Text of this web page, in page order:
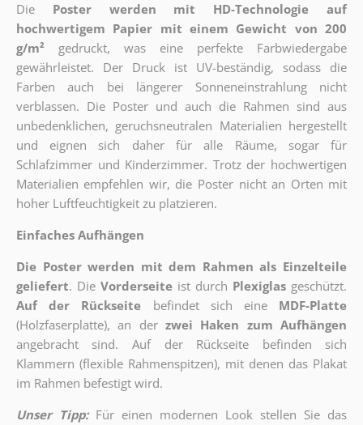
Die
Poster werden mit HD-Technologie auf
hochwertigem Papier mit einem Gewicht von 200
g/m²
gedruckt, was eine perfekte Farbwiedergabe
gewährleistet. Der Druck ist UV-beständig, sodass die
Farben auch bei längerer Sonneneinstrahlung nicht
verblassen. Die Poster und auch die Rahmen sind aus
unbedenklichen, geruchsneutralen Materialien hergestellt
und eignen sich daher für alle Räume, sogar für
Schlafzimmer und Kinderzimmer. Trotz der hochwertigen
Materialien empfehlen wir, die Poster nicht an Orten mit
hoher Luftfeuchtigkeit zu platzieren.
Einfaches Aufhängen
Die Poster werden mit dem Rahmen als Einzelteile
geliefert. Die Vorderseite ist durch Plexiglas geschützt.
Auf der Rückseite
befindet sich eine
MDF-Platte
(Holzfaserplatte), an der zwei Haken zum Aufhängen
angebracht sind.
Auf der Rückseite befinden sich
Klammern (flexible Rahmenspitzen), mit denen das Plakat
im Rahmen befestigt wird.
Unser Tipp: Für einen modernen Look stellen Sie das